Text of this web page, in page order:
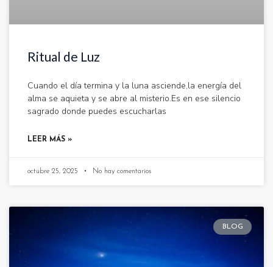
Ritual de Luz
Cuando el día termina y la luna asciende,la energía del
alma se aquieta y se abre al misterio.Es en ese silencio
sagrado donde puedes escucharlas
LEER MÁS »
octubre 25, 2025 No hay comentarios
BLOG